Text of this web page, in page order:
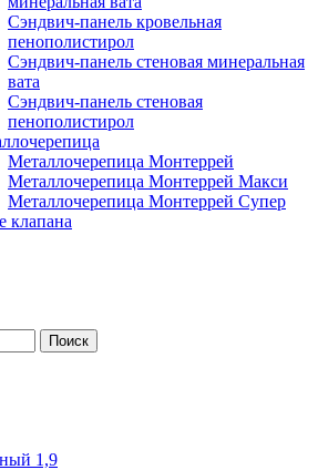
Сэндвич-панель кровельная
пенополистирол
Сэндвич-панель стеновая минеральная
вата
Сэндвич-панель стеновая
пенополистирол
Металлочерепица Монтеррей
Металлочерепица Монтеррей Макси
Металлочерепица Монтеррей Супер
клапана
1,9